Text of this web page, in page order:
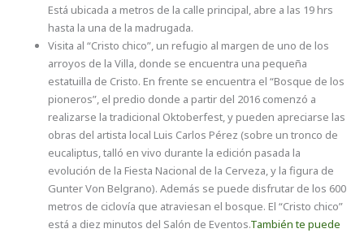
Está ubicada a metros de la calle principal, abre a las 19 hrs
hasta la una de la madrugada.
Visita al “Cristo chico”, un refugio al margen de uno de los
arroyos de la Villa, donde se encuentra una pequeña
estatuilla de Cristo. En frente se encuentra el “Bosque de los
pioneros”, el predio donde a partir del 2016 comenzó a
realizarse la tradicional Oktoberfest, y pueden apreciarse las
obras del artista local Luis Carlos Pérez (sobre un tronco de
eucaliptus, talló en vivo durante la edición pasada la
evolución de la Fiesta Nacional de la Cerveza, y la figura de
Gunter Von Belgrano). Además se puede disfrutar de los 600
metros de ciclovía que atraviesan el bosque. El “Cristo chico”
está a diez minutos del Salón de Eventos.También te puede